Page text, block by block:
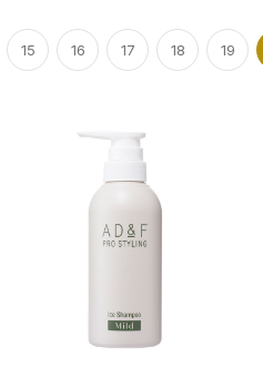
15 16 17 18 19